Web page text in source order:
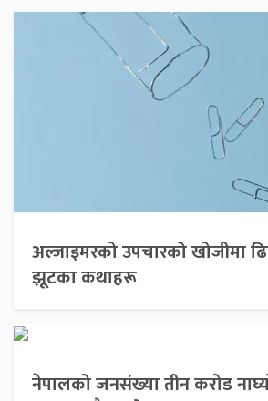
अल्जाइमरको उपचारको खोजीमा
झूटका कथाहरू
नेपालको जनसंख्या तीन करोड